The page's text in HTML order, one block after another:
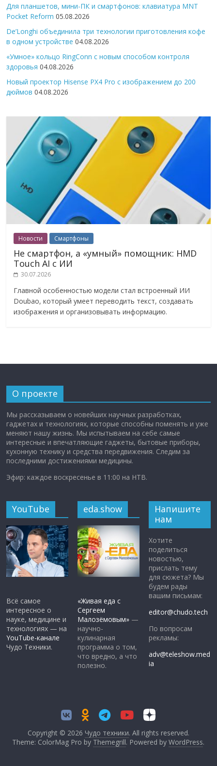
Для планшетов, мини-ПК и смартфонов: клавиатура MNT
Pocket Reform 05.08.2026
De’Longhi объединила три технологии приготовления кофе
в одном устройстве 04.08.2026
«Умное» кольцо RingConn с новым способом контроля
здоровья 04.08.2026
Новый проектор Hisense PX4 Pro с изображением до 200
дюймов 04.08.2026
Новости Смартфоны
Не смартфон, а «умный» помощник: HMD
Touch AI с ИИ
30.07.2026
Главной особенностью модели стал встроенный ИИ
Doubao, который умеет переводить текст, создавать
изображения и организовывать информацию.
О проекте
Мы рассказываем о новейших научных разработках,
гаджетах и технологиях, которые способны поменять и уже
меняют нашу жизнь. Мы испытываем на себе самые
интересные и впечатляющие гаджеты, бытовые приборы,
кухонную технику и средства передвижения. Следим за
последними достижениями медицины.
Эфир: каждое воскресенье в 11:00 на НТВ.
YouTube
Всё самое
интересное о
науке, медицине и
технологиях — на
YouTube-канале
Чудо Техники.
eda.show
«Живая еда с
Сергеем
Малозёмовым» —
научно-
кулинарная
программа о том,
что вредно, а что
полезно.
Напишите
нам
Хотите
поделиться
новостью,
прислать тему
для сюжета? Мы
будем рады
вашим письмам:
editor@chudo.tech
По вопросам
рекламы:
adv@teleshow.med
ia
Copyright © 2026 Чудо техники. All rights reserved.
Theme: ColorMag Pro by Themegrill. Powered byWordPress.